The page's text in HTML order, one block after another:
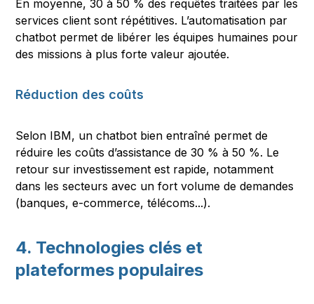
En moyenne, 30 à 50 % des requêtes traitées par les
services client sont répétitives. L’automatisation par
chatbot permet de libérer les équipes humaines pour
des missions à plus forte valeur ajoutée.
Réduction des coûts
Selon IBM, un chatbot bien entraîné permet de
réduire les coûts d’assistance de 30 % à 50 %. Le
retour sur investissement est rapide, notamment
dans les secteurs avec un fort volume de demandes
(banques, e-commerce, télécoms...).
4. Technologies clés et
plateformes populaires